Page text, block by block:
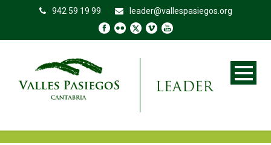
942 59 19 99 leader@vallespasiegos.org